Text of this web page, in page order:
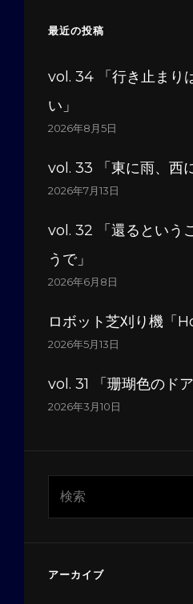
最近の投稿
vol. 34 「行き止まり
い」
2026年8月5日
vol. 33 「東に雨、西
2026年7月13日
vol. 32 「還るという
うで」
2026年6月8日
ロボット芝刈り機「
2026年5月13日
vol. 31 「珊瑚色のド
2026年3月10日
アーカイブ